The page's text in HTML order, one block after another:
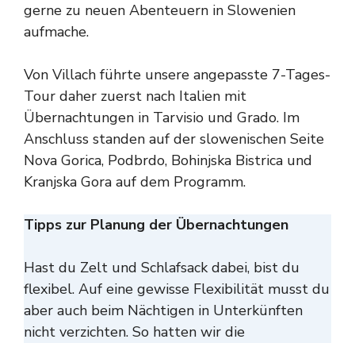
gerne zu neuen Abenteuern in Slowenien
aufmache.
Von Villach führte unsere angepasste 7-Tages-
Tour daher zuerst nach Italien mit
Übernachtungen in Tarvisio und Grado. Im
Anschluss standen auf der slowenischen Seite
Nova Gorica, Podbrdo, Bohinjska Bistrica und
Kranjska Gora auf dem Programm.
Tipps zur Planung der Übernachtungen
Hast du Zelt und Schlafsack dabei, bist du
flexibel. Auf eine gewisse Flexibilität musst du
aber auch beim Nächtigen in Unterkünften
nicht verzichten. So hatten wir die